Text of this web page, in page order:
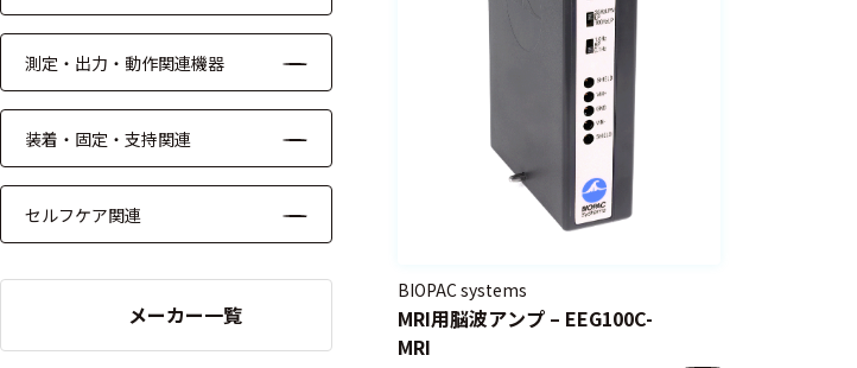
測定・出力・動作関連機器
装着・固定・支持関連
セルフケア関連
メーカー一覧
BIOPAC systems
MRI用脳波アンプ – EEG100C-
MRI